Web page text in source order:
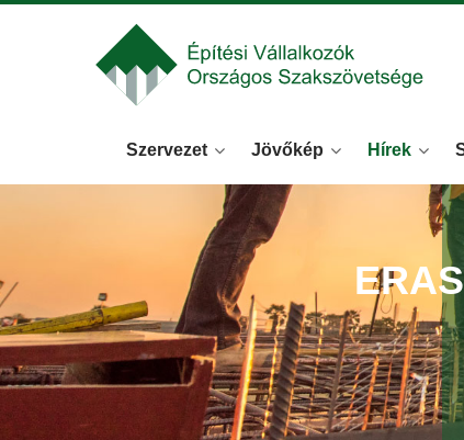
Szervezet Jövőkép Hírek